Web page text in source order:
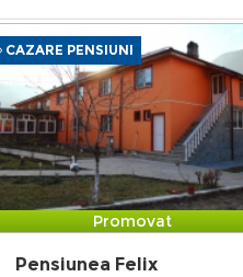
CAZARE PENSIUNI
Promovat
Pensiunea Felix